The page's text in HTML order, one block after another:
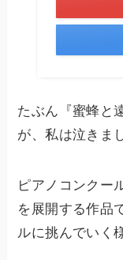
たぶん『蜜蜂と
が、私は泣きま
ピアノコンクー
を展開する作品
ルに挑んでいく